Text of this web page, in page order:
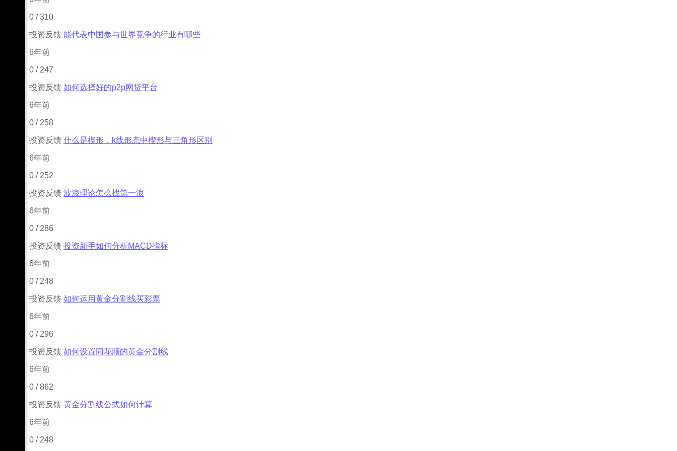
0 / 310
投资反馈 能代表中国参与世界竞争的行业有哪些
6年前
0 / 247
投资反馈 如何选择好的p2p网贷平台
6年前
0 / 258
投资反馈 什么是楔形，k线形态中楔形与三角形区别
6年前
0 / 252
投资反馈 波浪理论怎么找第一浪
6年前
0 / 286
投资反馈 投资新手如何分析MACD指标
6年前
0 / 248
投资反馈 如何运用黄金分割线买彩票
6年前
0 / 296
投资反馈 如何设置同花顺的黄金分割线
6年前
0 / 862
投资反馈 黄金分割线公式如何计算
6年前
0 / 248